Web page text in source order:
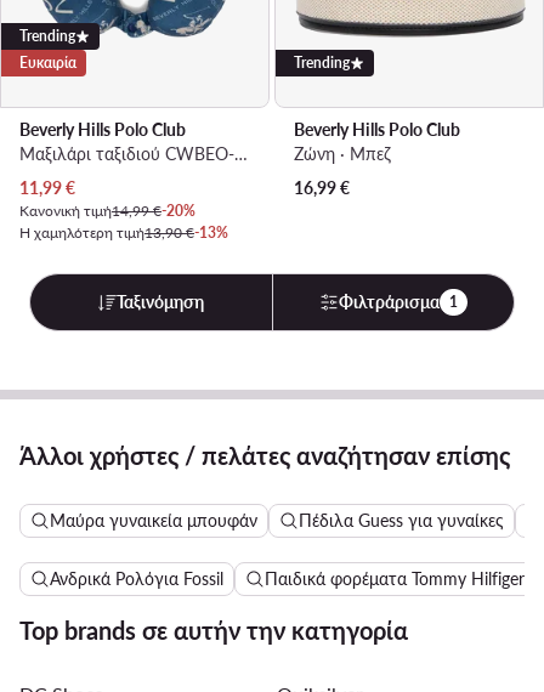
Trending
Ευκαιρία
Beverly Hills Polo Club
Μαξιλάρι ταξιδιού CWBEO-BHPC-UF-001-SS26 Σκούρο μπλε
Τρέχουσα τιμή
11,99€
Κανονική τιμή14,99 €-20%
Η χαμηλότερη τιμή13,90 €-13%
Trending
Beverly Hills Polo Club
Ζώνη · Μπεζ
16,99€
Ταξινόμηση Φιλτράρισμα 1
Άλλοι χρήστες / πελάτες αναζήτησαν επίσης
Μαύρα γυναικεία μπουφάν Πέδιλα Guess για γυναίκες
Ανδρικά Ρολόγια Fossil Παιδικά φορέματα Tommy Hilfiger
Top brands σε αυτήν την κατηγορία